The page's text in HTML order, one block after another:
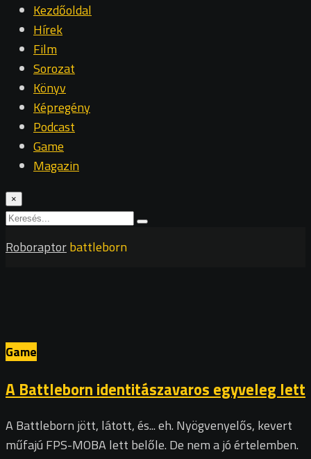
Kezdőoldal
Hírek
Film
Sorozat
Könyv
Képregény
Podcast
Game
Magazin
×
Roboraptorbattleborn
Game
A Battleborn identitászavaros egyveleg lett
A Battleborn jött, látott, és... eh. Nyögvenyelős, kevert
műfajú FPS-MOBA lett belőle. De nem a jó értelemben.